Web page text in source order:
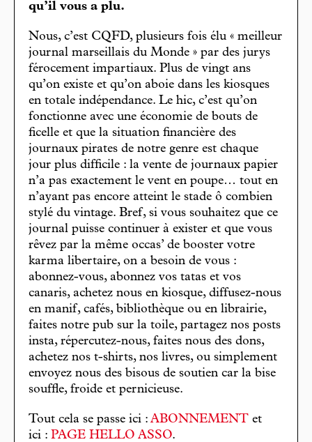
qu’il vous a plu.
Nous, c’est CQFD, plusieurs fois élu « meilleur
journal marseillais du Monde » par des jurys
férocement impartiaux. Plus de vingt ans
qu’on existe et qu’on aboie dans les kiosques
en totale indépendance. Le hic, c’est qu’on
fonctionne avec une économie de bouts de
ficelle et que la situation financière des
journaux pirates de notre genre est chaque
jour plus difficile : la vente de journaux papier
n’a pas exactement le vent en poupe… tout en
n’ayant pas encore atteint le stade ô combien
stylé du vintage. Bref, si vous souhaitez que ce
journal puisse continuer à exister et que vous
rêvez par la même occas’ de booster votre
karma libertaire, on a besoin de vous :
abonnez-vous, abonnez vos tatas et vos
canaris, achetez nous en kiosque, diffusez-nous
en manif, cafés, bibliothèque ou en librairie,
faites notre pub sur la toile, partagez nos posts
insta, répercutez-nous, faites nous des dons,
achetez nos t-shirts, nos livres, ou simplement
envoyez nous des bisous de soutien car la bise
souffle, froide et pernicieuse.
Tout cela se passe ici : ABONNEMENT et
ici : PAGE HELLO ASSO.